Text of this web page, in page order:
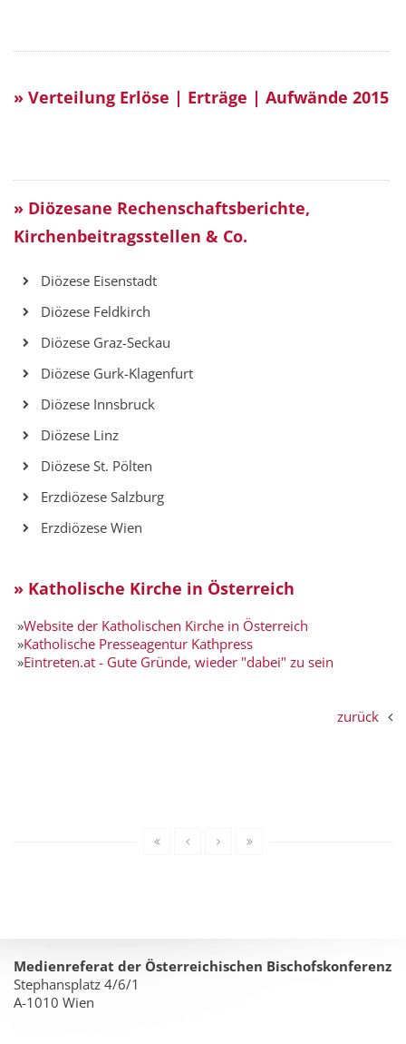
» Verteilung Erlöse | Erträge | Aufwände 2015
» Diözesane Rechenschaftsberichte,
Kirchenbeitragsstellen & Co.
Diözese Eisenstadt
Diözese Feldkirch
Diözese Graz-Seckau
Diözese Gurk-Klagenfurt
Diözese Innsbruck
Diözese Linz
Diözese St. Pölten
Erzdiözese Salzburg
Erzdiözese Wien
» Katholische Kirche in Österreich
»Website der Katholischen Kirche in Österreich
»Katholische Presseagentur Kathpress
»Eintreten.at - Gute Gründe, wieder "dabei" zu sein
zurück
Medienreferat der Österreichischen Bischofskonferenz
Stephansplatz 4/6/1
A-1010 Wien